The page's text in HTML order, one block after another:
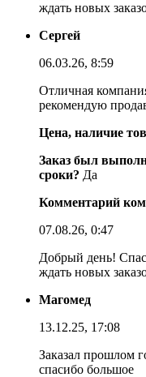
ждать новых
Сергей
06.03.26, 8:59
Отличная
рекомендую
Цена, наличие
Заказ был
сроки? Да
Комментарий
07.08.26, 0:47
Добрый день!
ждать новых
Магомед
13.12.25, 17:08
Заказал прошлом
спасибо большое